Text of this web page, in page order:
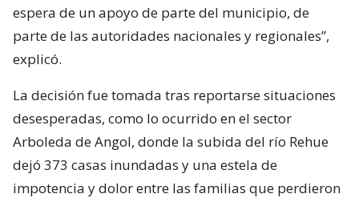
espera de un apoyo de parte del municipio, de
parte de las autoridades nacionales y regionales”,
explicó.
La decisión fue tomada tras reportarse situaciones
desesperadas, como lo ocurrido en el sector
Arboleda de Angol, donde la subida del río Rehue
dejó 373 casas inundadas y una estela de
impotencia y dolor entre las familias que perdieron